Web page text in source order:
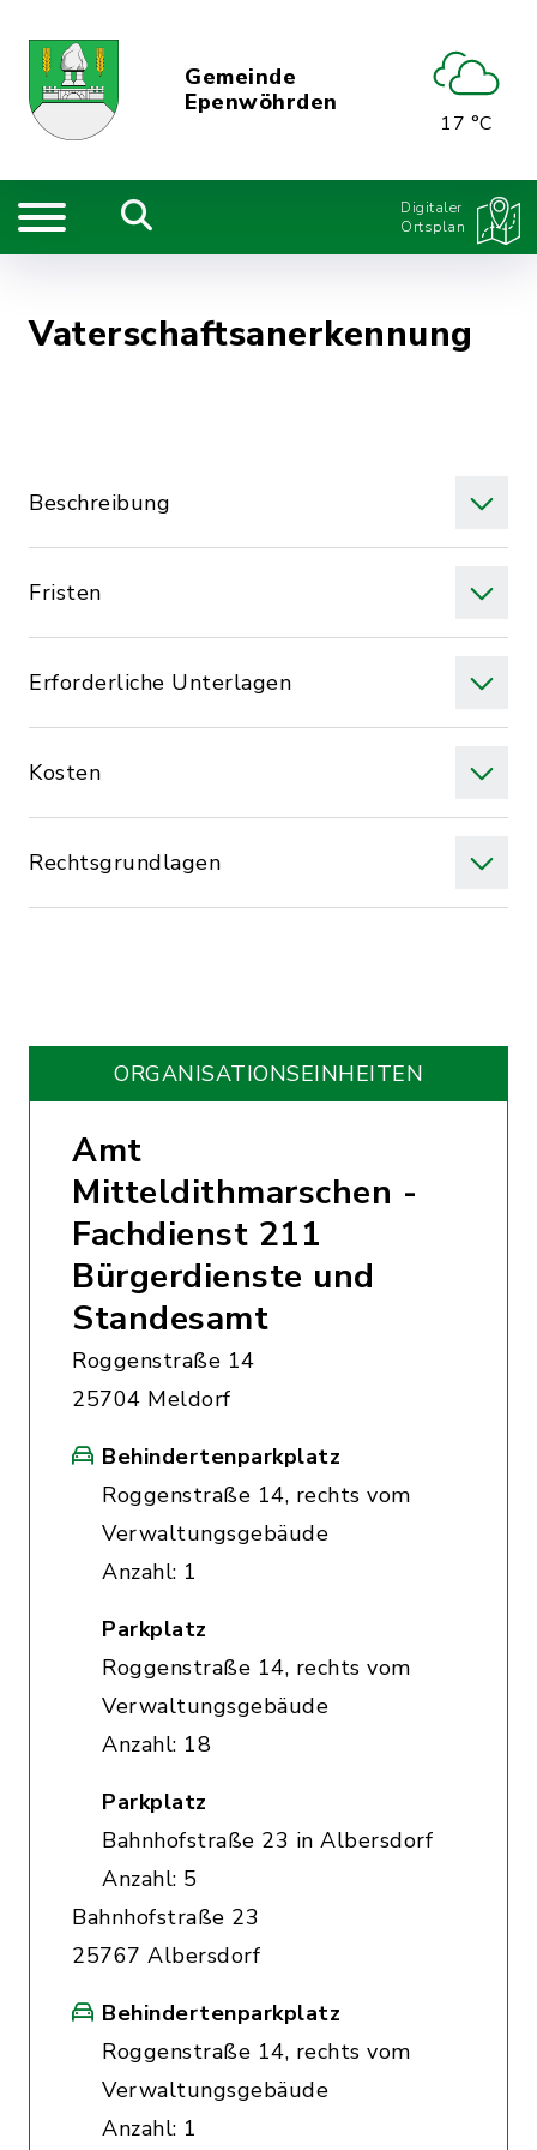
Gemeinde
Epenwöhrden
17 °C
Digitaler
Ortsplan
Vaterschaftsanerkennung
Beschreibung
Fristen
Erforderliche Unterlagen
Kosten
Rechtsgrundlagen
ORGANISATIONS­EINHEITEN
Amt
Mitteldithmarschen -
Fachdienst 211
Bürgerdienste und
Standesamt
Roggenstraße 14
25704 Meldorf
Behindertenparkplatz
Roggenstraße 14, rechts vom
Verwaltungsgebäude
Anzahl: 1
Parkplatz
Roggenstraße 14, rechts vom
Verwaltungsgebäude
Anzahl: 18
Parkplatz
Bahnhofstraße 23 in Albersdorf
Anzahl: 5
Bahnhofstraße 23
25767 Albersdorf
Behindertenparkplatz
Roggenstraße 14, rechts vom
Verwaltungsgebäude
Anzahl: 1